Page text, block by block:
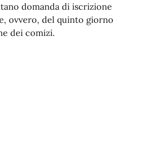
domanda di iscrizione
ovvero, del quinto giorno
dei comizi.